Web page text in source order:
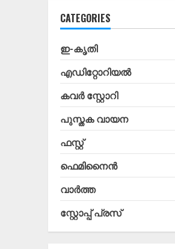
CATEGORIES
ഇ-കൃതി
എഡിറ്റോറിയൽ
കവർ സ്റ്റോറി
പുസ്തക വായന
ഫസ്റ്റ്
ഫെമിനൈൻ
വാർത്ത
സ്റ്റോപ്പ്‌ പ്രസ്‌